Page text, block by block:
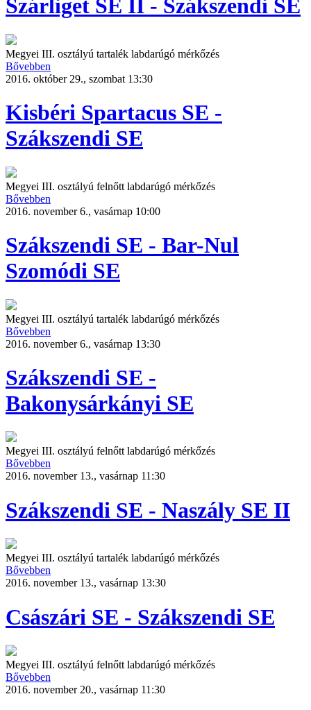
Szárliget SE II - Szákszendi SE
Megyei III. osztályú tartalék labdarúgó mérkőzés
Bővebben
2016. október 29., szombat 13:30
Kisbéri Spartacus SE -
Szákszendi SE
Megyei III. osztályú felnőtt labdarúgó mérkőzés
Bővebben
2016. november 6., vasárnap 10:00
Szákszendi SE - Bar-Nul
Szomódi SE
Megyei III. osztályú tartalék labdarúgó mérkőzés
Bővebben
2016. november 6., vasárnap 13:30
Szákszendi SE -
Bakonysárkányi SE
Megyei III. osztályú felnőtt labdarúgó mérkőzés
Bővebben
2016. november 13., vasárnap 11:30
Szákszendi SE - Naszály SE II
Megyei III. osztályú tartalék labdarúgó mérkőzés
Bővebben
2016. november 13., vasárnap 13:30
Császári SE - Szákszendi SE
Megyei III. osztályú felnőtt labdarúgó mérkőzés
Bővebben
2016. november 20., vasárnap 11:30